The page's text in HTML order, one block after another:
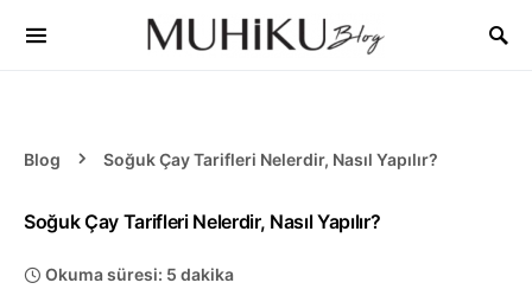
Blog Soğuk Çay Tarifleri Nelerdir, Nasıl Yapılır?
Soğuk Çay Tarifleri Nelerdir, Nasıl Yapılır?
Okuma süresi: 5 dakika